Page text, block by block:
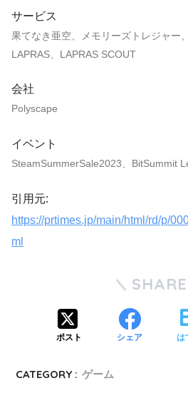
サービス
果てなき亜空、メモリーズトレジャー
LAPRAS、LAPRAS SCOUT
会社
Polyscape
イベント
SteamSummerSale2023、BitSummit
引用元:
https://prtimes.jp/main/html/rd/p/
ml
SHARE
ポスト シェア は
CATEGORY : ゲーム